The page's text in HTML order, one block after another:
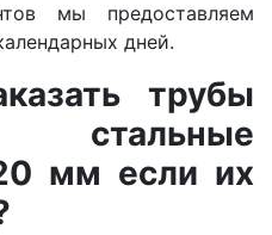
мы предоставляем
дней.
трубы
мм если их